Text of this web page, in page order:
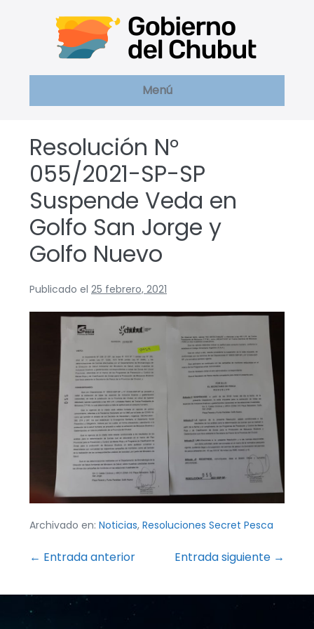
Menú
Resolución N°
055/2021-SP-SP
Suspende Veda en
Golfo San Jorge y
Golfo Nuevo
Publicado el 25 febrero, 2021
Archivado en: Noticias, Resoluciones Secret Pesca
Navegación
entradas
← Entrada anterior Entrada siguiente →